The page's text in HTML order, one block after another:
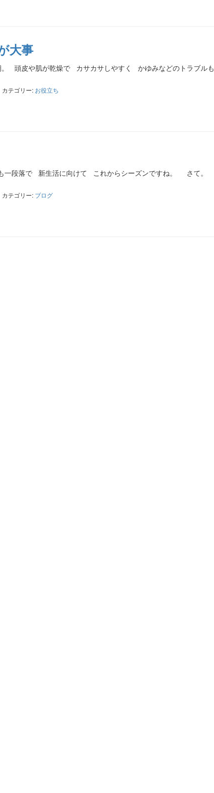
大事
頭皮や肌が乾燥で カサカサしやすく かゆみなどのトラブルも
カテゴリー: お役立ち
一段落で 新生活に向けて これからシーズンですね。 さて。
カテゴリー: ブログ